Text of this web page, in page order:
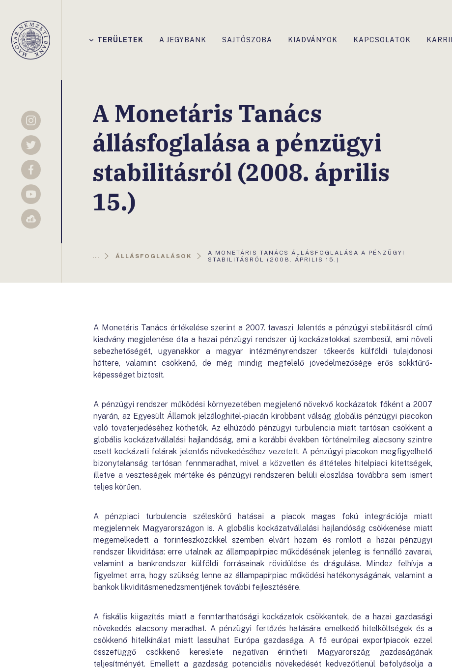
Magyar
Nemzeti
TERÜLETEK A JEGYBANK SAJTÓSZOBA KIADVÁNYOK KAPCSOLATOK
Instagram
Twitter
Facebook
YouTube
Sellsy
A Monetáris Tanács
állásfoglalása a pénzügyi
stabilitásról (2008. április
15.)
... ÁLLÁSFOGLALÁSOK
AKTUÁLIS
OLDAL:
A MONETÁRIS TANÁCS ÁLLÁSFOGLALÁSA A PÉNZÜGYI
STABILITÁSRÓL (2008. ÁPRILIS 15.)
A Monetáris Tanács értékelése szerint a 2007. tavaszi Jelentés a pénzügyi stabilitásról című
kiadvány megjelenése óta a hazai pénzügyi rendszer új kockázatokkal szembesül, ami növeli
sebezhetőségét, ugyanakkor a magyar intézményrendszer tőkeerős külföldi tulajdonosi
háttere, valamint csökkenő, de még mindig megfelelő jövedelmezősége erős sokktűrő-
képességet biztosít.
A pénzügyi rendszer működési környezetében megjelenő növekvő kockázatok főként a 2007
nyarán, az Egyesült Államok jelzáloghitel-piacán kirobbant válság globális pénzügyi piacokon
való tovaterjedéséhez köthetők. Az elhúzódó pénzügyi turbulencia miatt tartósan csökkent a
globális kockázatvállalási hajlandóság, ami a korábbi években történelmileg alacsony szintre
esett kockázati felárak jelentős növekedéséhez vezetett. A pénzügyi piacokon megfigyelhető
bizonytalanság tartósan fennmaradhat, mivel a közvetlen és áttételes hitelpiaci kitettségek,
illetve a veszteségek mértéke és pénzügyi rendszeren belüli eloszlása továbbra sem ismert
teljes körűen.
A pénzpiaci turbulencia széleskörű hatásai a piacok magas fokú integrációja miatt
megjelennek Magyarországon is. A globális kockázatvállalási hajlandóság csökkenése miatt
megemelkedett a forinteszközökkel szemben elvárt hozam és romlott a hazai pénzügyi
rendszer likviditása: erre utalnak az állampapírpiac működésének jelenleg is fennálló zavarai,
valamint a bankrendszer külföldi forrásainak rövidülése és drágulása. Mindez felhívja a
figyelmet arra, hogy szükség lenne az állampapírpiac működési hatékonyságának, valamint a
bankok likviditásmenedzsmentjének további fejlesztésére.
A fiskális kiigazítás miatt a fenntarthatósági kockázatok csökkentek, de a hazai gazdasági
növekedés alacsony maradhat. A pénzügyi fertőzés hatására emelkedő hitelköltségek és a
csökkenő hitelkínálat miatt lassulhat Európa gazdasága. A fő európai exportpiacok ezzel
összefüggő csökkenő kereslete negatívan érintheti Magyarország gazdaságának
teljesítményét. Emellett a gazdaság potenciális növekedését kedvezőtlenül befolyásolja a